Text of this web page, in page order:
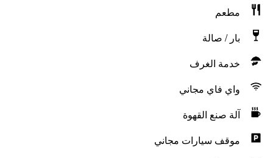
مطعم
بار / صالة
خدمة الغرف
واي فاي مجاني
آلة صنع القهوة
موقف سيارات مجاني